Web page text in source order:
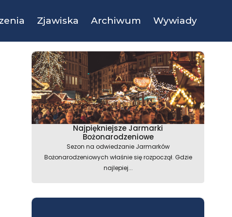
Zjawiska Archiwum Wywiady
Najpiękniejsze Jarmarki
Bożonarodzeniowe
Sezon na odwiedzanie Jarmarków
Bożonarodzeniowych właśnie się rozpoczął. Gdzie
najlepiej...